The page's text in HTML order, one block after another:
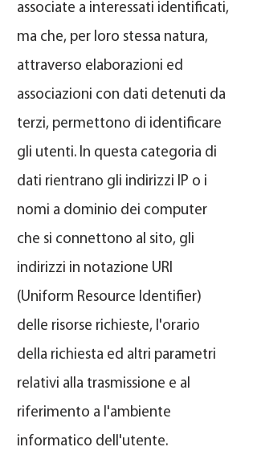
associate a interessati identificati,
ma che, per loro stessa natura,
attraverso elaborazioni ed
associazioni con dati detenuti da
terzi, permettono di identificare
gli utenti. In questa categoria di
dati rientrano gli indirizzi IP o i
nomi a dominio dei computer
che si connettono al sito, gli
indirizzi in notazione URI
(Uniform Resource Identifier)
delle risorse richieste, l'orario
della richiesta ed altri parametri
relativi alla trasmissione e al
riferimento a l'ambiente
informatico dell'utente.